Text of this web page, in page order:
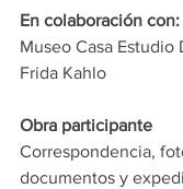
En colaboración con:
Museo Casa Estudio
Frida Kahlo
Obra participante
Correspondencia,
documentos y